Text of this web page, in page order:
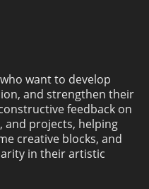
want to develop
and strengthen their
feedback on
and projects, helping
creative blocks, and
in their artistic